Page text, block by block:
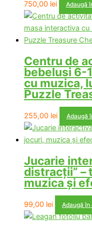
750,00 lei Adaugă
Centru de
bebelusi 6-
cu muzica,
Puzzle
255,00 lei Adaugă
Jucarie
distracții” –
muzica și
99,00 lei Adaugă în